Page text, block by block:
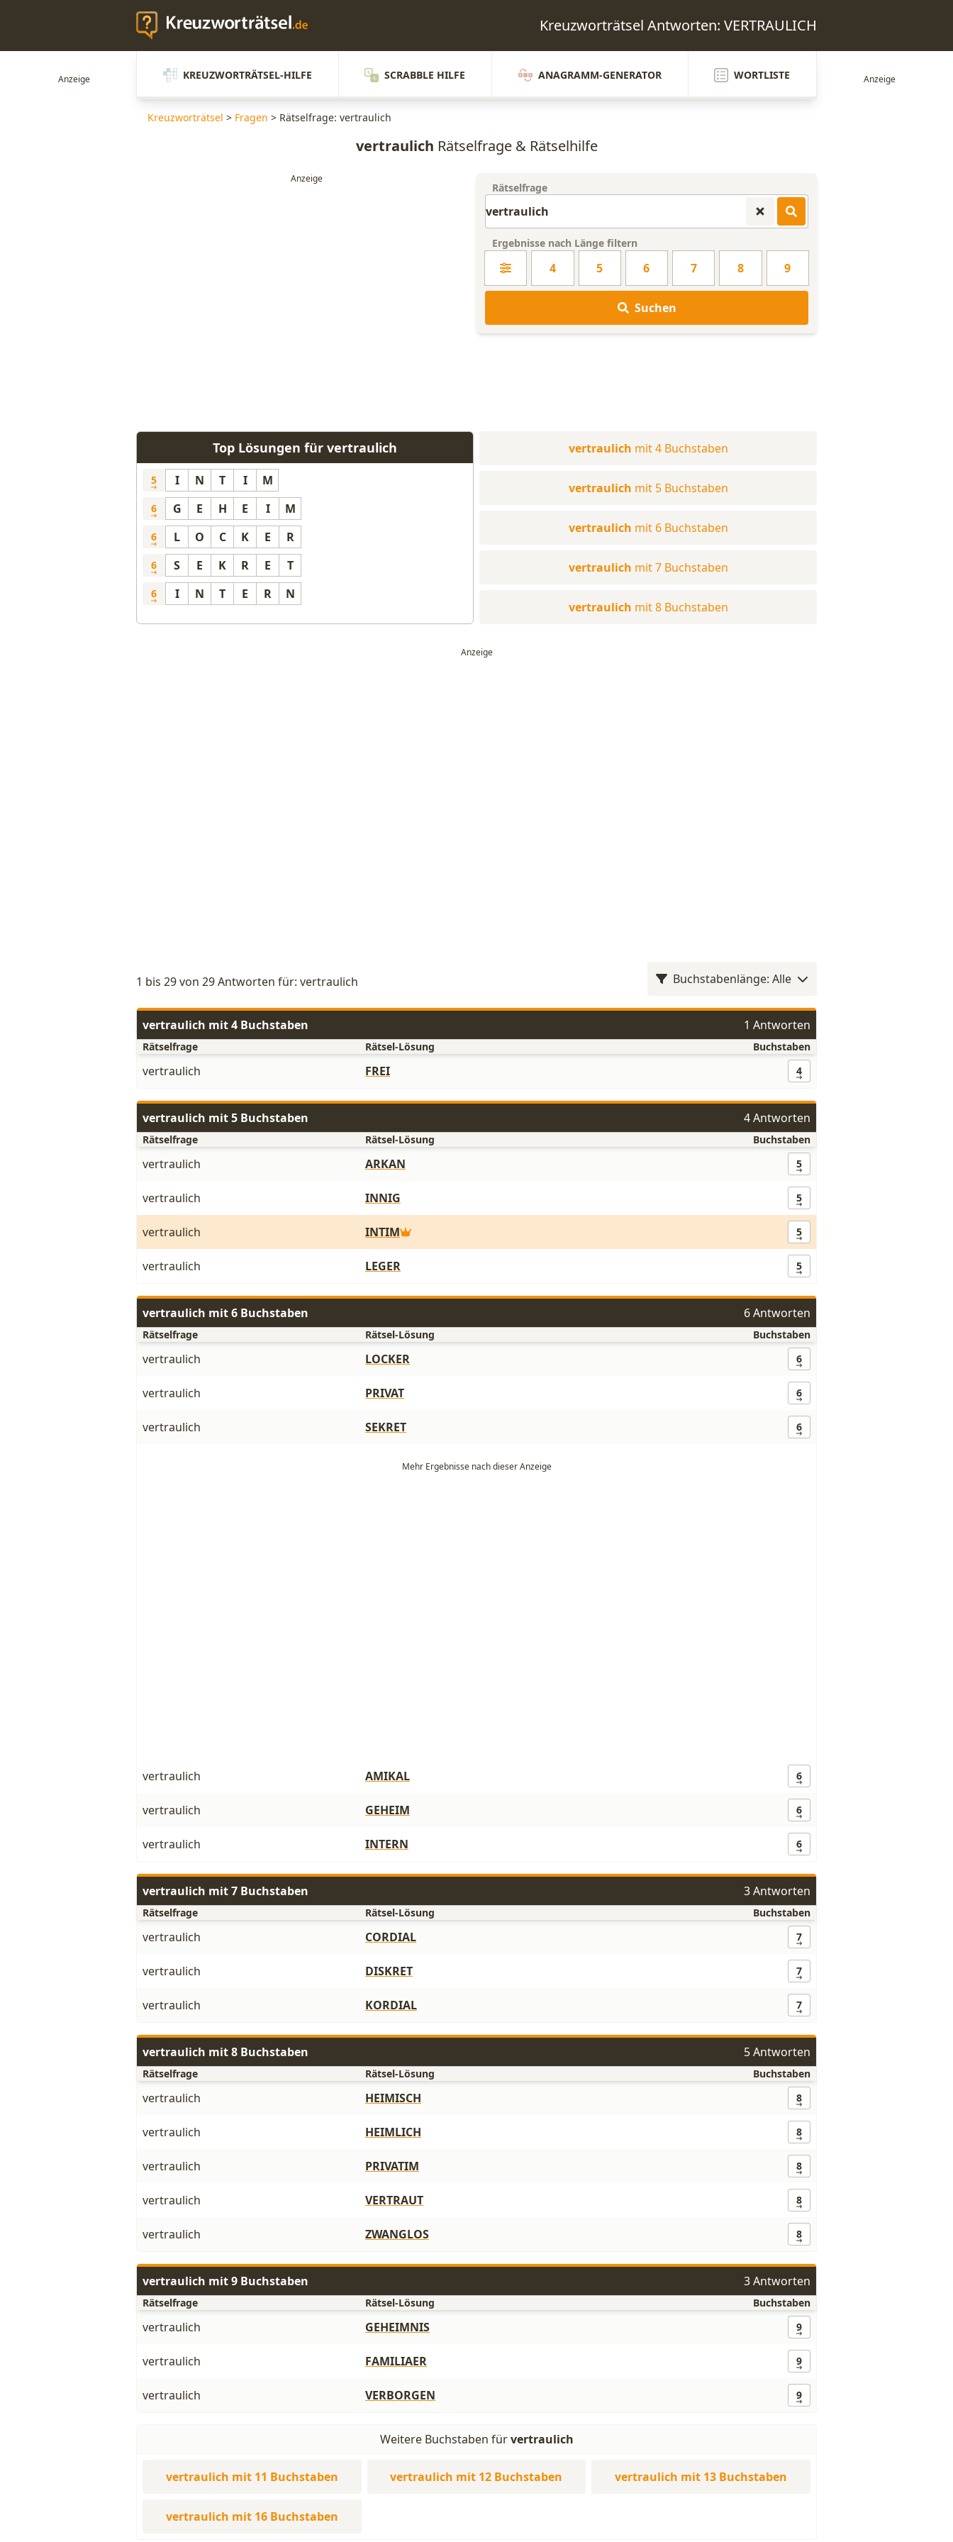
Kreuzworträtsel Antworten: VERTRAULICH
KREUZWORTRÄTSEL-HILFE SCRABBLE HILFE ANAGRAMM-GENERATOR WORTLISTE
Kreuzworträtsel > Fragen > Rätselfrage: vertraulich
vertraulich Rätselfrage & Rätselhilfe
Rätselfrage
Ergebnisse nach Länge filtern
4 5 6 7 8 9
Suchen
Top Lösungen für vertraulich
5 I N T I M
6 G E H E I M
6 L O C K E R
6 S E K R E T
6 I N T E R N
vertraulich mit 4 Buchstaben
vertraulich mit 5 Buchstaben
vertraulich mit 6 Buchstaben
vertraulich mit 7 Buchstaben
vertraulich mit 8 Buchstaben
1 bis 29 von 29 Antworten für: vertraulich Buchstabenlänge: Alle
vertraulich mit 4 Buchstaben 1 Antworten
Rätselfrage Rätsel-Lösung Buchstaben
vertraulich FREI 4
vertraulich mit 5 Buchstaben 4 Antworten
Rätselfrage Rätsel-Lösung Buchstaben
vertraulich ARKAN 5
vertraulich INNIG 5
vertraulich INTIM 5
vertraulich LEGER 5
vertraulich mit 6 Buchstaben 6 Antworten
Rätselfrage Rätsel-Lösung Buchstaben
vertraulich LOCKER 6
vertraulich PRIVAT 6
vertraulich SEKRET 6
vertraulich AMIKAL 6
vertraulich GEHEIM 6
vertraulich INTERN 6
vertraulich mit 7 Buchstaben 3 Antworten
Rätselfrage Rätsel-Lösung Buchstaben
vertraulich CORDIAL 7
vertraulich DISKRET 7
vertraulich KORDIAL 7
vertraulich mit 8 Buchstaben 5 Antworten
Rätselfrage Rätsel-Lösung Buchstaben
vertraulich HEIMISCH 8
vertraulich HEIMLICH 8
vertraulich PRIVATIM 8
vertraulich VERTRAUT 8
vertraulich ZWANGLOS 8
vertraulich mit 9 Buchstaben 3 Antworten
Rätselfrage Rätsel-Lösung Buchstaben
vertraulich GEHEIMNIS 9
vertraulich FAMILIAER 9
vertraulich VERBORGEN 9
Weitere Buchstaben fürvertraulich
vertraulich mit 11 Buchstaben vertraulich mit 12 Buchstaben vertraulich mit 13 Buchstaben
vertraulich mit 16 Buchstaben